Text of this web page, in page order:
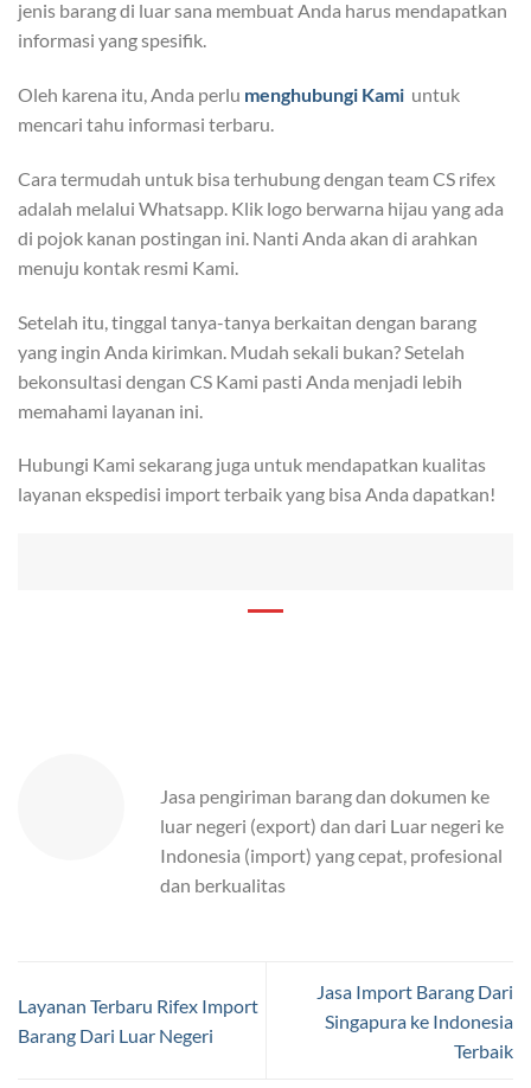
jenis barang di luar sana membuat Anda harus mendapatkan
informasi yang spesifik.
Oleh karena itu, Anda perlu menghubungi Kami untuk
mencari tahu informasi terbaru.
Cara termudah untuk bisa terhubung dengan team CS rifex
adalah melalui Whatsapp. Klik logo berwarna hijau yang ada
di pojok kanan postingan ini. Nanti Anda akan di arahkan
menuju kontak resmi Kami.
Setelah itu, tinggal tanya-tanya berkaitan dengan barang
yang ingin Anda kirimkan. Mudah sekali bukan? Setelah
bekonsultasi dengan CS Kami pasti Anda menjadi lebih
memahami layanan ini.
Hubungi Kami sekarang juga untuk mendapatkan kualitas
layanan ekspedisi import terbaik yang bisa Anda dapatkan!
Jasa pengiriman barang dan dokumen ke
luar negeri (export) dan dari Luar negeri ke
Indonesia (import) yang cepat, profesional
dan berkualitas
Layanan Terbaru Rifex Import
Barang Dari Luar Negeri
Jasa Import Barang Dari
Singapura ke Indonesia
Terbaik